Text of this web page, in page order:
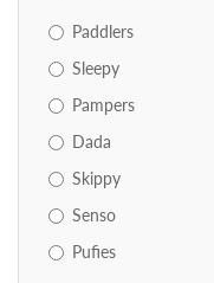
Paddlers
Sleepy
Pampers
Dada
Skippy
Senso
Pufies